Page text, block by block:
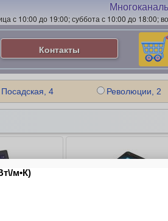
с 10:00 до 19:00; суббота с 10:00 до 18:00;
Контакты
4 Революции, 2